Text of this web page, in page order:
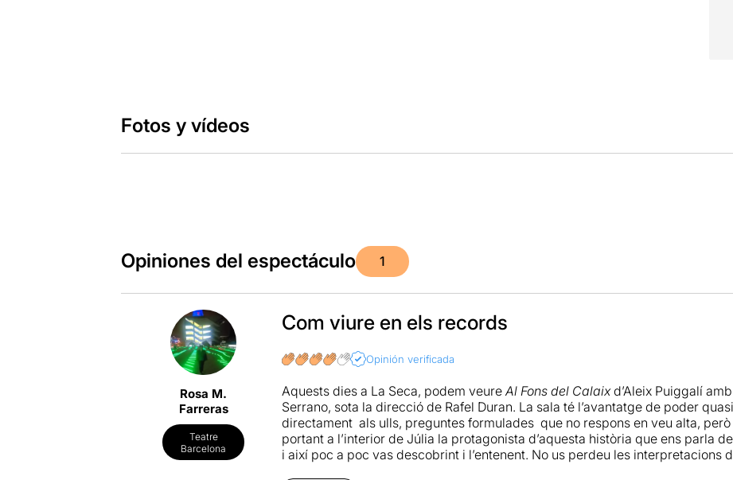
Fotos y vídeos
Opiniones del espectáculo 1
Rosa M.
Farreras
Teatre
Barcelona
Com viure en els records
Opinión verificada
Aquests dies a La Seca, podem veure Al Fons del Calaixd’Aleix Puiggalí
Serrano, sota la direcció de Rafel Duran. La sala té l’avantatge de poder
directament als ulls, preguntes formulades que no respons en veu alta,
portant a l’interior de Júlia la protagonista d’aquesta història que ens parla
i així poc a poc vas descobrint i l’entenent. No us perdeu les interpretacions